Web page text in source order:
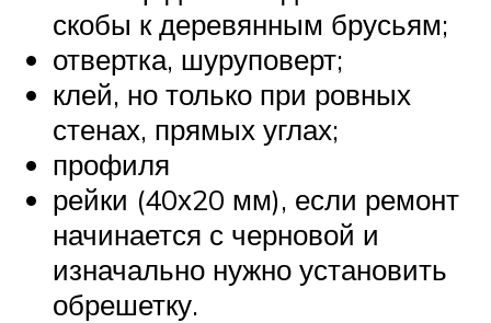
скобы к деревянным брусьям;
отвертка, шуруповерт;
клей, но только при ровных
стенах, прямых углах;
профиля
рейки (40х20 мм), если ремонт
начинается с черновой и
изначально нужно установить
обрешетку.